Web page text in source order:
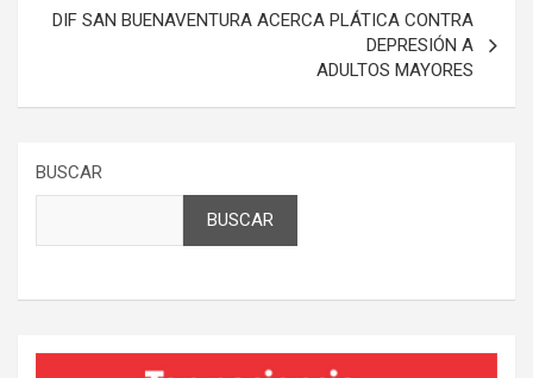
DIF SAN BUENAVENTURA ACERCA PLÁTICA CONTRA
DEPRESIÓN A
ADULTOS MAYORES
BUSCAR
BUSCAR